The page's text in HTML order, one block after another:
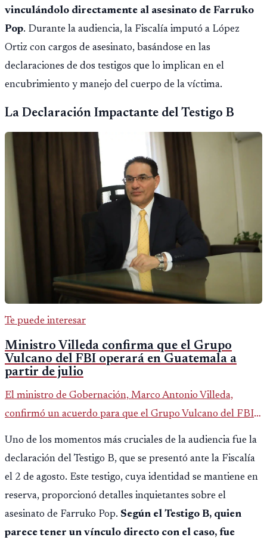
vinculándolo directamente al asesinato de Farruko
Pop. Durante la audiencia, la Fiscalía imputó a López
Ortiz con cargos de asesinato, basándose en las
declaraciones de dos testigos que lo implican en el
encubrimiento y manejo del cuerpo de la víctima.
La Declaración Impactante del Testigo B
Te puede interesar
Ministro Villeda confirma que el Grupo
Vulcano del FBI operará en Guatemala a
partir de julio
El ministro de Gobernación, Marco Antonio Villeda,
confirmó un acuerdo para que el Grupo Vulcano del FBI
opere en Guatemala a partir de julio, tras un intento
fallido con la administración anterior del Ministerio
Público.
Uno de los momentos más cruciales de la audiencia fue la
declaración del Testigo B, que se presentó ante la Fiscalía
el 2 de agosto. Este testigo, cuya identidad se mantiene en
reserva, proporcionó detalles inquietantes sobre el
asesinato de Farruko Pop. Según el Testigo B, quien
parece tener un vínculo directo con el caso, fue